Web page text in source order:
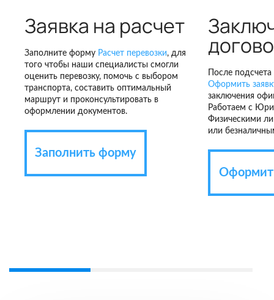
Заявка на расчет
Заполните форму Расчет перевозки, для
того чтобы наши специалисты смогли
оценить перевозку, помочь с выбором
транспорта, составить оптимальный
маршрут и проконсультировать в
оформлении документов.
Заполнить форму
После
Оформить
заключения
Работаем с
Физическими
или